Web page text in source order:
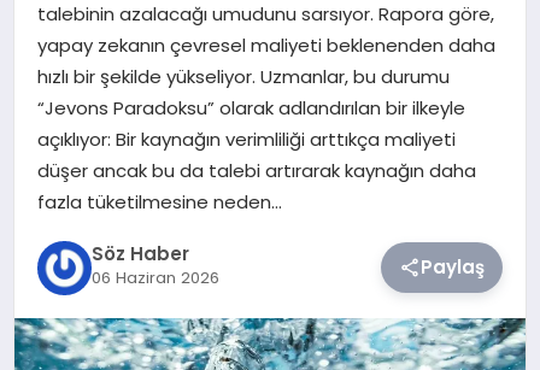
DÜNYA
TEKNOLOJI
SIYASET
YAŞAM
talebinin azalacağı umudunu sarsıyor. Rapora göre,
yapay zekanın çevresel maliyeti beklenenden daha
hızlı bir şekilde yükseliyor. Uzmanlar, bu durumu
“Jevons Paradoksu” olarak adlandırılan bir ilkeyle
açıklıyor: Bir kaynağın verimliliği arttıkça maliyeti
düşer ancak bu da talebi artırarak kaynağın daha
fazla tüketilmesine neden…
Söz Haber
06 Haziran 2026 Paylaş